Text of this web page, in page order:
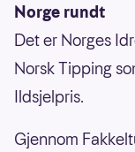
Norge rundt
Det er Norges
Norsk Tipping
Ildsjelpris.
Gjennom